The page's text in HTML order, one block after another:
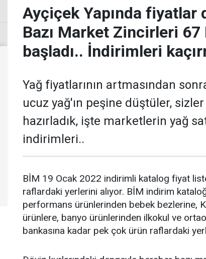
Ayçiçek Yapında fiyatlar
Bazı Market Zincirleri 67
başladı.. İndirimleri
Yağ fiyatlarının artmasından
ucuz yağ'ın peşine düştüler,
hazırladık, işte marketlerin yağ
indirimleri..
BİM 19 Ocak 2022 indirimli katalog fiyat
raflardaki yerlerini alıyor. BİM indirim
performans ürünlerinden bebek bezlerine,
ürünlere, banyo ürünlerinden ilkokul ve
bankasına kadar pek çok ürün raflardaki